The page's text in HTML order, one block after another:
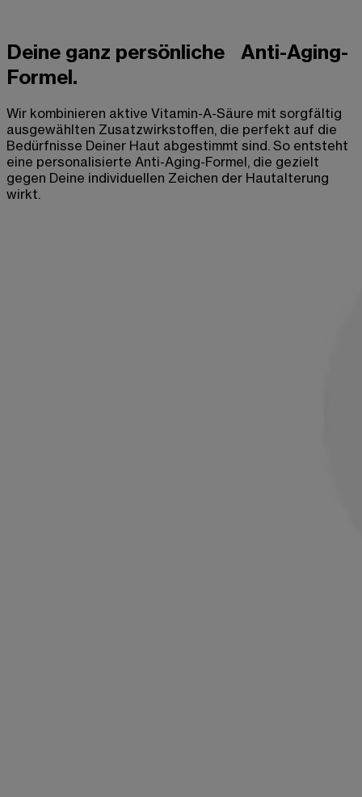
Deine ganz persönliche Anti-Aging-
Formel.
Wir kombinieren aktive Vitamin-A-Säure mit sorgfältig
ausgewählten Zusatzwirkstoffen, die perfekt auf die
Bedürfnisse Deiner Haut abgestimmt sind. So entsteht
eine personalisierte Anti-Aging-Formel, die gezielt
gegen Deine individuellen Zeichen der Hautalterung
wirkt.